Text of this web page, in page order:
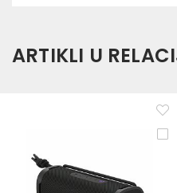
ARTIKLI U